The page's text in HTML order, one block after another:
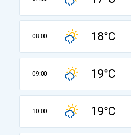
08:00 18°C
09:00 19°C
10:00 19°C